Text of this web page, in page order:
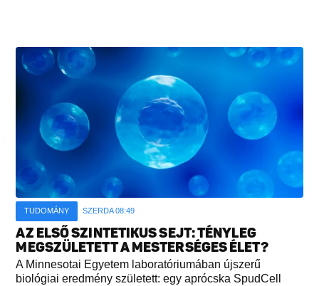
TUDOMÁNY SZERDA 08:49
AZ ELSŐ SZINTETIKUS SEJT: TÉNYLEG
MEGSZÜLETETT A MESTERSÉGES ÉLET?
A Minnesotai Egyetem laboratóriumában újszerű
biológiai eredmény született: egy aprócska SpudCell